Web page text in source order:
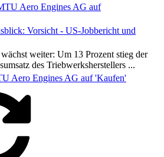
Aero Engines AG auf
Vorsicht - US-Jobbericht und
weiter: Um 13 Prozent stieg der
des Triebwerksherstellers ...
Aero Engines AG auf 'Kaufen'